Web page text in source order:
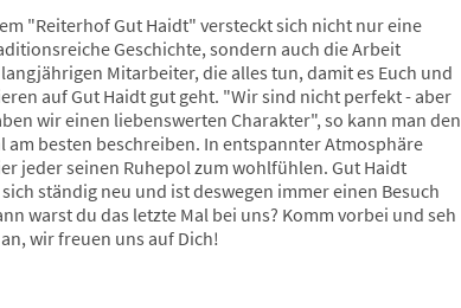
"Reiterhof Gut Haidt" versteckt sich nicht nur eine
Geschichte, sondern auch die Arbeit
Mitarbeiter, die alles tun, damit es Euch und
auf Gut Haidt gut geht. "Wir sind nicht perfekt - aber
wir einen liebenswerten Charakter", so kann man den
am besten beschreiben. In entspannter Atmosphäre
jeder seinen Ruhepol zum wohlfühlen. Gut Haidt
ständig neu und ist deswegen immer einen Besuch
warst du das letzte Mal bei uns? Komm vorbei und seh
wir freuen uns auf Dich!